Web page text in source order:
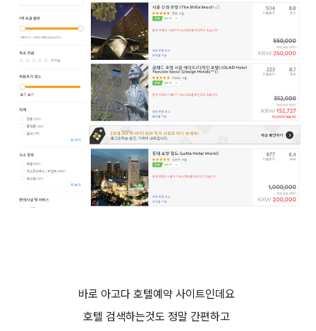
바로 아고다 호텔예약 사이트인데요
호텔 검색하는것도 정말 간편하고